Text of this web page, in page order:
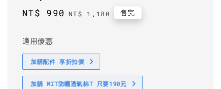
Sale
NT$ 990 Regular
NT$ 1,180 售完
適用優惠
加購配件 享折扣價
加購 MIT防曬透氣棉T 只要190元